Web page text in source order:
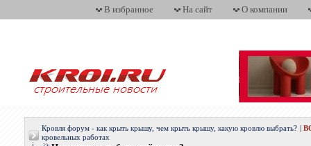
В избранное На сайт О компании
Кровля форум - как крыть крышу, чем крыть крышу, какую кровлю выбрать?
кровельных работах